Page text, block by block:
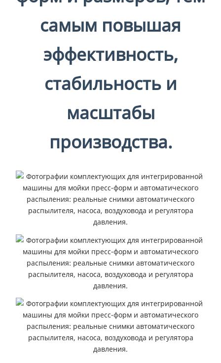
самым повышая
эффективность,
стабильность и
масштабы
производства.